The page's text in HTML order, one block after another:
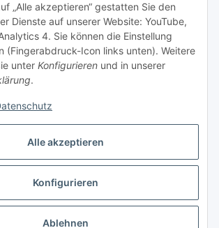
equipment.ch
„Alle akzeptieren“ gestatten Sie den
Dienste auf unserer Website: YouTube,
4. Sie können die Einstellung
(Fingerabdruck-Icon links unten). Weitere
unter Konfigurieren und in unserer
.
Alle akzeptieren
Konfigurieren
Ablehnen